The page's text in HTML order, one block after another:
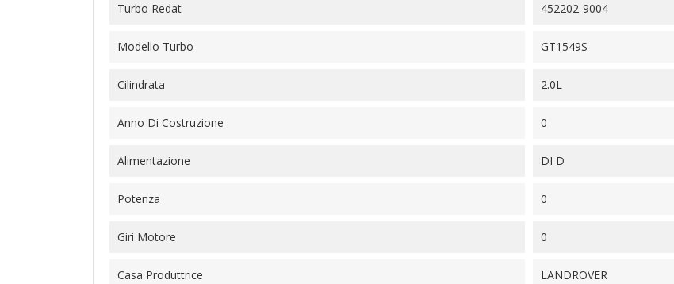
Turbo Redat 452202-9004
Modello Turbo GT1549S
Cilindrata 2.0L
Anno Di Costruzione 0
Alimentazione DI D
Potenza 0
Giri Motore 0
Casa Produttrice LANDROVER